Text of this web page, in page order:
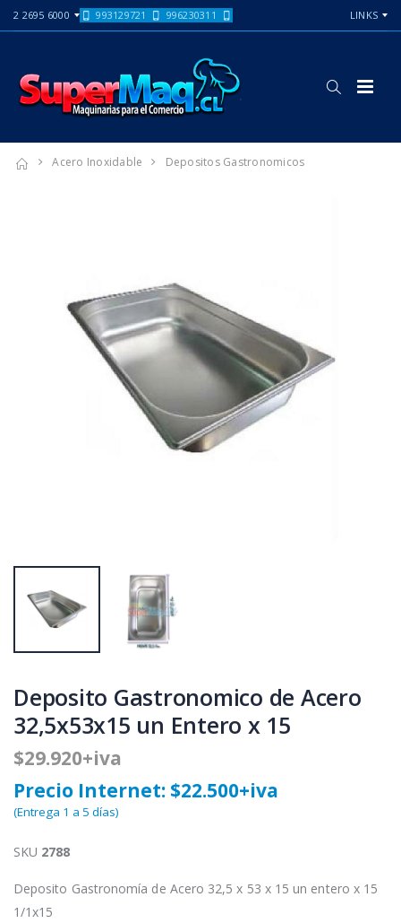
2 2695 6000 993129721 996230311 LINKS
Acero Inoxidable Depositos Gastronomicos
Deposito Gastronomico de Acero
32,5x53x15 un Entero x 15
$29.920+iva
Precio Internet: $22.500+iva
(Entrega 1 a 5 días)
SKU 2788
Deposito Gastronomía de Acero 32,5 x 53 x 15 un entero x 15
1/1x15